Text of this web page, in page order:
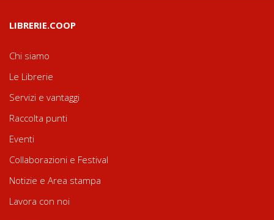
LIBRERIE.COOP
Chi siamo
Le Librerie
Servizi e vantaggi
Raccolta punti
Eventi
Collaborazioni e Festival
Notizie e Area stampa
Lavora con noi